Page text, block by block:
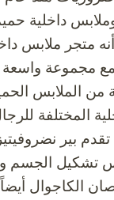
داخلية
متجر ملابس
مع مجموعة
الملابس
المختلفة
بير
تشكيل الجسم
الكاجوال